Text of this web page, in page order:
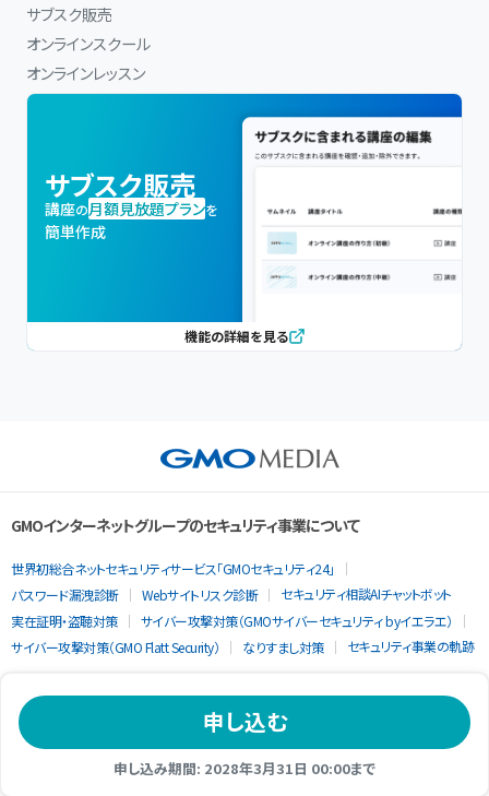
申し込む
申し込み期間: 2028年3月31日 00:00まで
サブスク販売
オンラインスクール
オンラインレッスン
サブスク販売
講座の月額見放題プランを
簡単作成
機能の詳細を見る
GMOインターネットグループのセキュリティ事業について
世界初総合ネットセキュリティサービス「GMOセキュリティ24」
パスワード漏洩診断
Webサイトリスク診断
セキュリティ相談AIチャットボット
実在証明・盗聴対策
サイバー攻撃対策（GMOサイバーセキュリティ byイエラエ）
サイバー攻撃対策（GMO Flatt Security）
なりすまし対策 セキュリティ事業の軌跡